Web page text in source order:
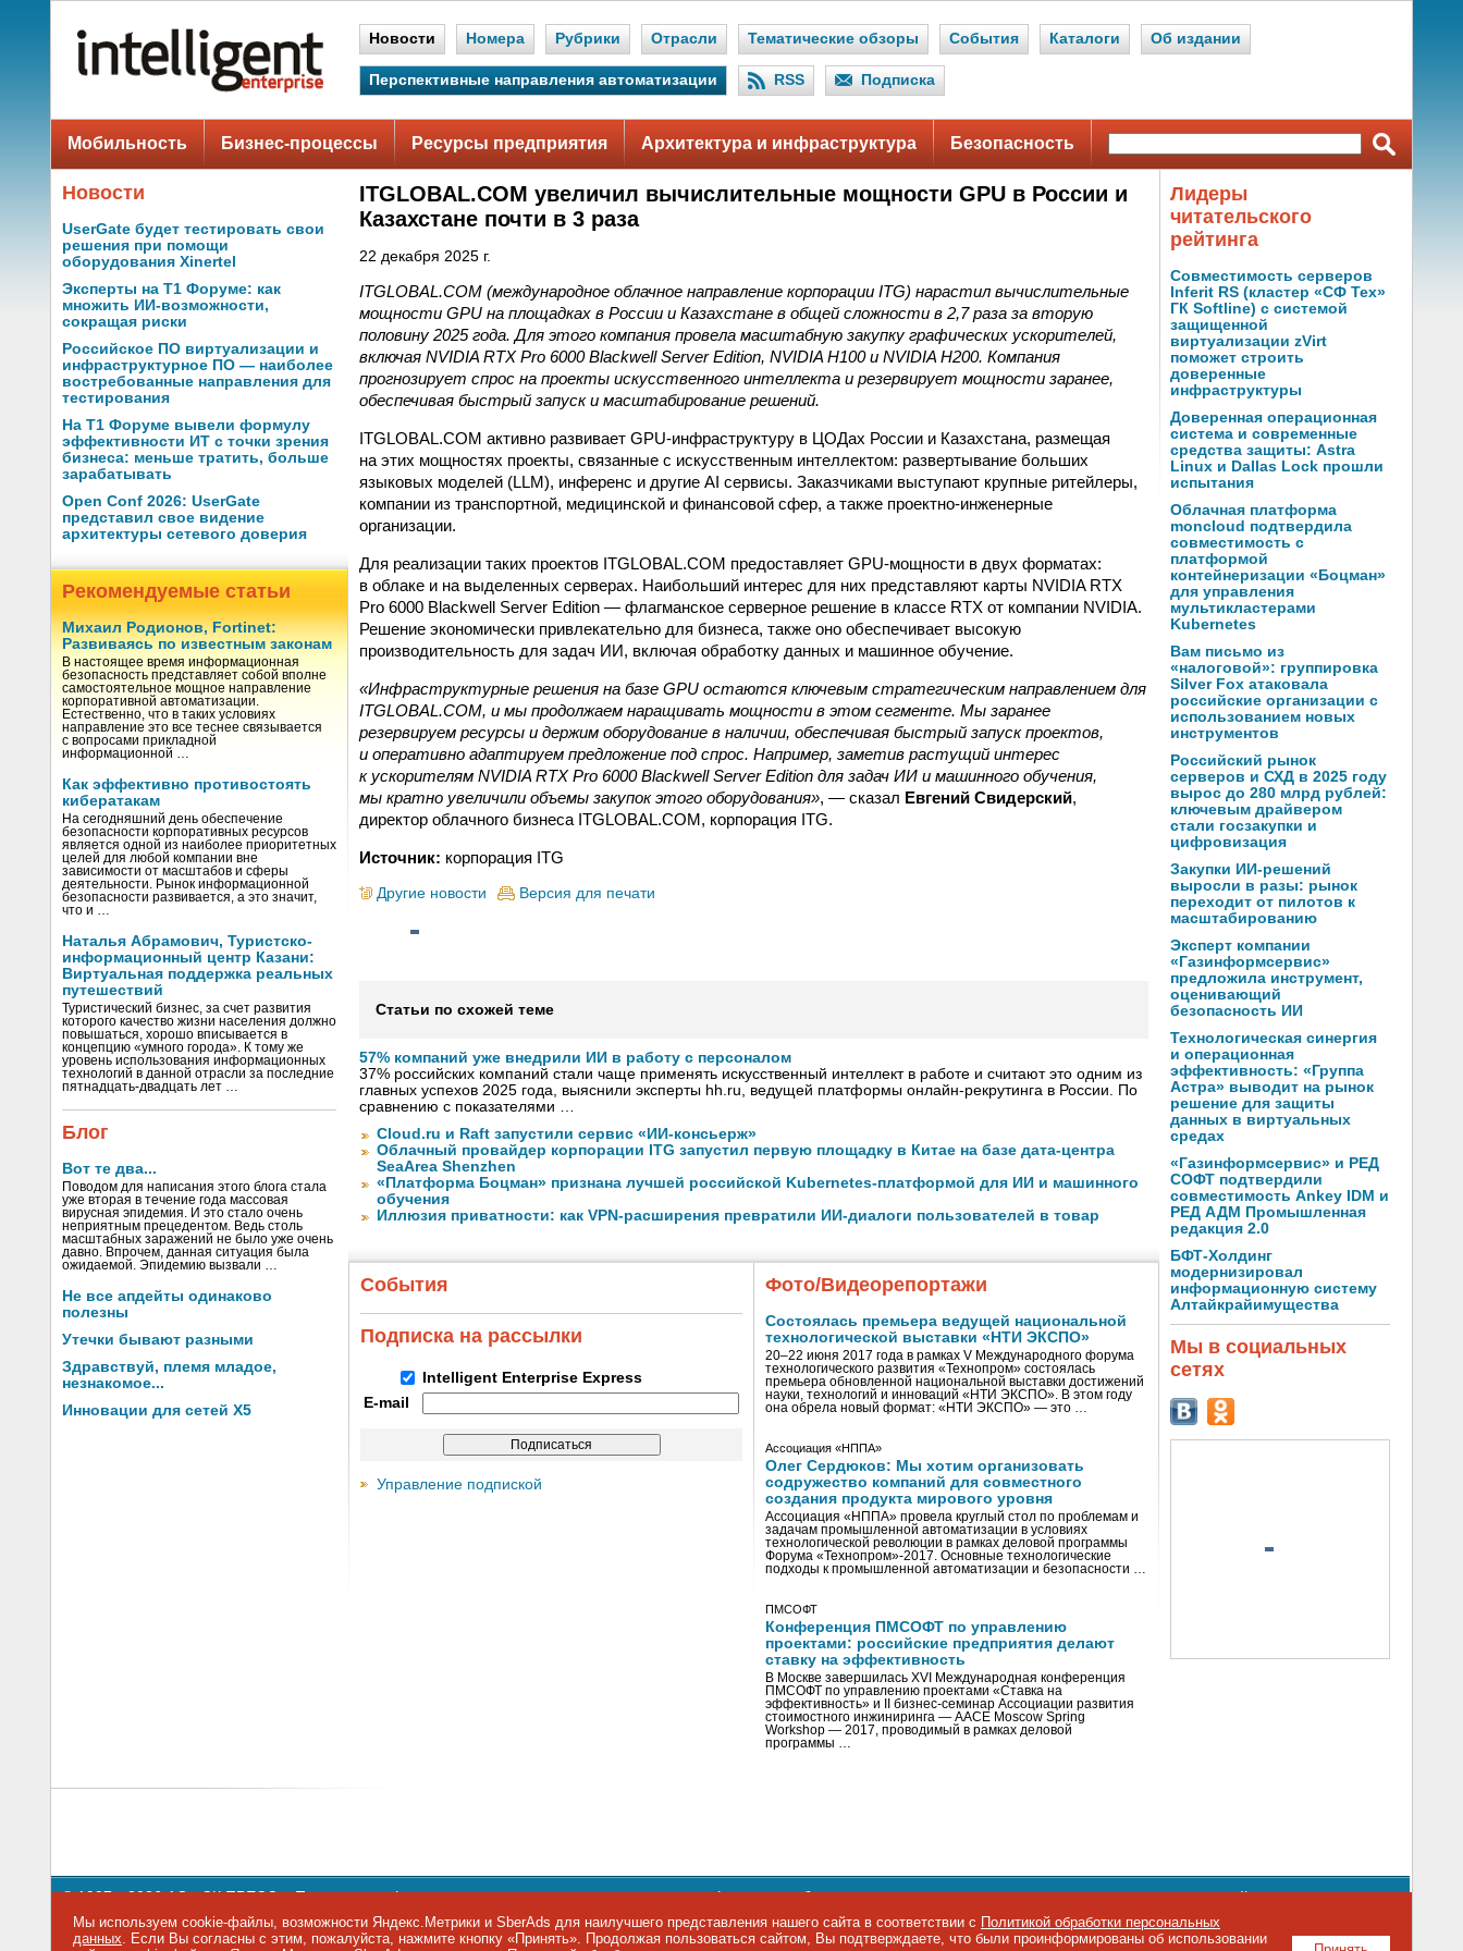
Новости Номера Рубрики Отрасли Тематические обзоры События Каталоги Об издании
Перспективные направления автоматизации RSS Подписка
Мобильность Бизнес-процессы Ресурсы предприятия Архитектура и инфраструктура Безопасность
Новости
UserGate будет тестировать свои
решения при помощи
оборудования Xinertel
Эксперты на Т1 Форуме: как
множить ИИ-возможности,
сокращая риски
Российское ПО виртуализации и
инфраструктурное ПО — наиболее
востребованные направления для
тестирования
На Т1 Форуме вывели формулу
эффективности ИТ с точки зрения
бизнеса: меньше тратить, больше
зарабатывать
Open Conf 2026: UserGate
представил свое видение
архитектуры сетевого доверия
Рекомендуемые статьи
Михаил Родионов, Fortinet:
Развиваясь по известным законам
В настоящее время информационная
безопасность представляет собой вполне
самостоятельное мощное направление
корпоративной автоматизации.
Естественно, что в таких условиях
направление это все теснее связывается
с вопросами прикладной
информационной …
Как эффективно противостоять
кибератакам
На сегодняшний день обеспечение
безопасности корпоративных ресурсов
является одной из наиболее приоритетных
целей для любой компании вне
зависимости от масштабов и сферы
деятельности. Рынок информационной
безопасности развивается, а это значит,
что и …
Наталья Абрамович, Туристско-
информационный центр Казани:
Виртуальная поддержка реальных
путешествий
Туристический бизнес, за счет развития
которого качество жизни населения должно
повышаться, хорошо вписывается в
концепцию «умного города». К тому же
уровень использования информационных
технологий в данной отрасли за последние
пятнадцать-двадцать лет …
Блог
Вот те два...
Поводом для написания этого блога стала
уже вторая в течение года массовая
вирусная эпидемия. И это стало очень
неприятным прецедентом. Ведь столь
масштабных заражений не было уже очень
давно. Впрочем, данная ситуация была
ожидаемой. Эпидемию вызвали …
Не все апдейты одинаково
полезны
Утечки бывают разными
Здравствуй, племя младое,
незнакомое...
Инновации для сетей X5
ITGLOBAL.COM увеличил вычислительные мощности GPU в России и
Казахстане почти в 3 раза
22 декабря 2025 г.
ITGLOBAL.COM (международное облачное направление корпорации ITG) нарастил вычислительные
мощности GPU на площадках в России и Казахстане в общей сложности в 2,7 раза за вторую
половину 2025 года. Для этого компания провела масштабную закупку графических ускорителей,
включая NVIDIA RTX Pro 6000 Blackwell Server Edition, NVIDIA H100 и NVIDIA H200. Компания
прогнозирует спрос на проекты искусственного интеллекта и резервирует мощности заранее,
обеспечивая быстрый запуск и масштабирование решений.
ITGLOBAL.COM активно развивает GPU-инфраструктуру в ЦОДах России и Казахстана, размещая
на этих мощностях проекты, связанные с искусственным интеллектом: развертывание больших
языковых моделей (LLM), инференс и другие AI сервисы. Заказчиками выступают крупные ритейлеры,
компании из транспортной, медицинской и финансовой сфер, а также проектно-инженерные
организации.
Для реализации таких проектов ITGLOBAL.COM предоставляет GPU-мощности в двух форматах:
в облаке и на выделенных серверах. Наибольший интерес для них представляют карты NVIDIA RTX
Pro 6000 Blackwell Server Edition — флагманское серверное решение в классе RTX от компании NVIDIA.
Решение экономически привлекательно для бизнеса, также оно обеспечивает высокую
производительность для задач ИИ, включая обработку данных и машинное обучение.
«Инфраструктурные решения на базе GPU остаются ключевым стратегическим направлением для
ITGLOBAL.COM, и мы продолжаем наращивать мощности в этом сегменте. Мы заранее
резервируем ресурсы и держим оборудование в наличии, обеспечивая быстрый запуск проектов,
и оперативно адаптируем предложение под спрос. Например, заметив растущий интерес
к ускорителям NVIDIA RTX Pro 6000 Blackwell Server Edition для задач ИИ и машинного обучения,
мы кратно увеличили объемы закупок этого оборудования», — сказал Евгений Свидерский,
директор облачного бизнеса ITGLOBAL.COM, корпорация ITG.
Источник: корпорация ITG
Другие новости Версия для печати
Статьи по схожей теме
57% компаний уже внедрили ИИ в работу с персоналом
37% российских компаний стали чаще применять искусственный интеллект в работе и считают это одним из
главных успехов 2025 года, выяснили эксперты hh.ru, ведущей платформы онлайн-рекрутинга в России. По
сравнению с показателями …
Cloud.ru и Raft запустили сервис «ИИ-консьерж»
Облачный провайдер корпорации ITG запустил первую площадку в Китае на базе дата-центра
SeaArea Shenzhen
«Платформа Боцман» признана лучшей российской Kubernetes-платформой для ИИ и машинного
обучения
Иллюзия приватности: как VPN-расширения превратили ИИ-диалоги пользователей в товар
События
Подписка на рассылки
Intelligent Enterprise Express
E-mail
Управление подпиской
Фото/Видеорепортажи
Состоялась премьера ведущей национальной
технологической выставки «НТИ ЭКСПО»
20–22 июня 2017 года в рамках V Международного форума
технологического развития «Технопром» состоялась
премьера обновленной национальной выставки достижений
науки, технологий и инноваций «НТИ ЭКСПО». В этом году
она обрела новый формат: «НТИ ЭКСПО» — это …
Ассоциация «НППА»
Олег Сердюков: Мы хотим организовать
содружество компаний для совместного
создания продукта мирового уровня
Ассоциация «НППА» провела круглый стол по проблемам и
задачам промышленной автоматизации в условиях
технологической революции в рамках деловой программы
Форума «Технопром»-2017. Основные технологические
подходы к промышленной автоматизации и безопасности …
ПМСОФТ
Конференция ПМСОФТ по управлению
проектами: российские предприятия делают
ставку на эффективность
В Москве завершилась XVI Международная конференция
ПМСОФТ по управлению проектами «Ставка на
эффективность» и II бизнес-семинар Ассоциации развития
стоимостного инжиниринга — AACE Moscow Spring
Workshop — 2017, проводимый в рамках деловой
программы …
Лидеры
читательского
рейтинга
Совместимость серверов
Inferit RS (кластер «СФ Тех»
ГК Softline) с системой
защищенной
виртуализации zVirt
поможет строить
доверенные
инфраструктуры
Доверенная операционная
система и современные
средства защиты: Astra
Linux и Dallas Lock прошли
испытания
Облачная платформа
moncloud подтвердила
совместимость с
платформой
контейнеризации «Боцман»
для управления
мультикластерами
Kubernetes
Вам письмо из
«налоговой»: группировка
Silver Fox атаковала
российские организации с
использованием новых
инструментов
Российский рынок
серверов и СХД в 2025 году
вырос до 280 млрд рублей:
ключевым драйвером
стали госзакупки и
цифровизация
Закупки ИИ-решений
выросли в разы: рынок
переходит от пилотов к
масштабированию
Эксперт компании
«Газинформсервис»
предложила инструмент,
оценивающий
безопасность ИИ
Технологическая синергия
и операционная
эффективность: «Группа
Астра» выводит на рынок
решение для защиты
данных в виртуальных
средах
«Газинформсервис» и РЕД
СОФТ подтвердили
совместимость Ankey IDM и
РЕД АДМ Промышленная
редакция 2.0
БФТ-Холдинг
модернизировал
информационную систему
Алтайкрайимущества
Мы в социальных
сетях
© 1997—2026 АО «СК ПРЕСС».Политика конфиденциальности персональных данных,информация об авторских правах и порядке использования материалов сайта
109147 г. Москва, ул. Марксистская, 34, строение 10. Телефон: +7 495 974-22-60. Факс: +7 495 974-22-63. E-mail:
siteeditor@iemag.ru
Мы используем cookie-файлы, возможности Яндекс.Метрики и SberAds для наилучшего представления нашего сайта в соответствии с Политикой обработки персональных
данных. Если Вы согласны с этим, пожалуйста, нажмите кнопку «Принять». Продолжая пользоваться сайтом, Вы подтверждаете, что были проинформированы об использовании